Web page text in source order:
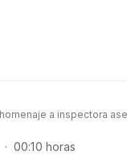
a inspectora
00:10 horas